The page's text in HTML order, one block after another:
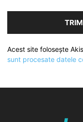
Acest site folosește
sunt procesate datele